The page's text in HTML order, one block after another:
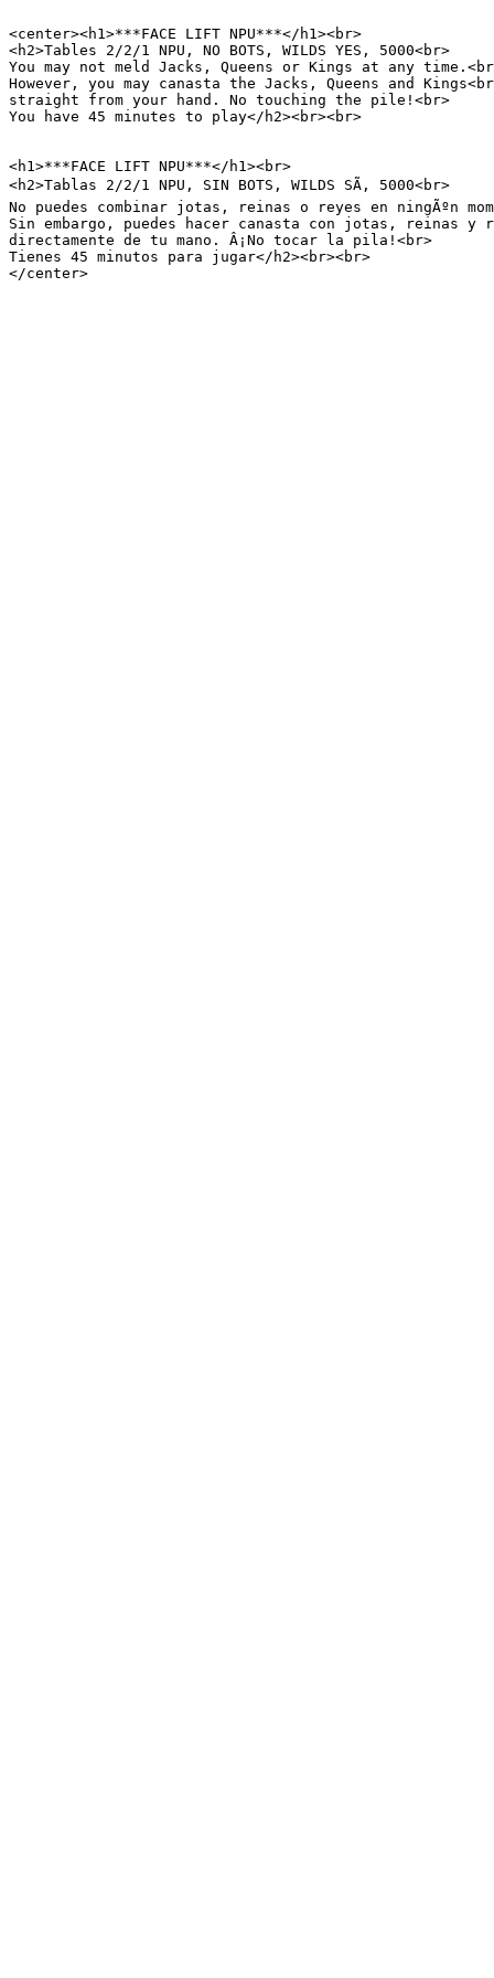
<center><h1>***FACE LIFT NPU***</h1><br>
<h2>Tables 2/2/1 NPU, NO BOTS, WILDS YES, 5000<br>
You may not meld Jacks, Queens or Kings at any
However, you may canasta the Jacks, Queens and
straight from your hand. No touching the pile!<br>
You have 45 minutes to play</h2><br><br>
<h1>***FACE LIFT NPU***</h1><br>
<h2>Tablas 2/2/1 NPU, SIN BOTS, WILDS SÃ, 5000<br>
No puedes combinar jotas, reinas o reyes en ningÃºn
Sin embargo, puedes hacer canasta con jotas, reinas y
directamente de tu mano. Â¡No tocar la pila!<br>
Tienes 45 minutos para jugar</h2><br><br>
</center>